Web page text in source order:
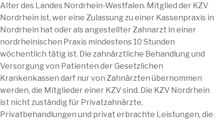
Alter des Landes Nordrhein-Westfalen. Mitglied der KZV
Nordrhein ist, wer eine Zulassung zu einer Kassenpraxis in
Nordrhein hat oder als angestellter Zahnarzt in einer
nordrheinischen Praxis mindestens 10 Stunden
wöchentlich tätig ist. Die zahnärztliche Behandlung und
Versorgung von Patienten der Gesetzlichen
Krankenkassen darf nur von Zahnärzten übernommen
werden, die Mitglieder einer KZV sind. Die KZV Nordrhein
ist nicht zuständig für Privatzahnärzte,
Privatbehandlungen und privat erbrachte Leistungen, die